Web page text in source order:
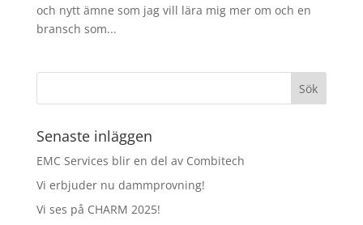
och nytt ämne som jag vill lära mig mer om och en
bransch som...
Senaste inläggen
EMC Services blir en del av Combitech
Vi erbjuder nu dammprovning!
Vi ses på CHARM 2025!